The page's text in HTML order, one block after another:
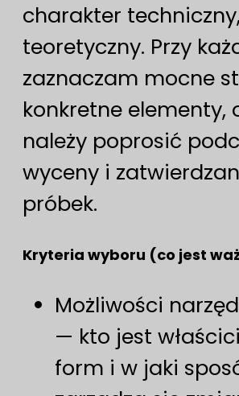
charakter
teoretyczny. Przy
zaznaczam mocne
konkretne elementy,
należy poprosić
wyceny i
próbek.
Kryteria wyboru (co jest
Możliwości
— kto jest
form i w jaki